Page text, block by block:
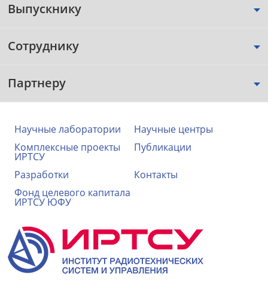
Выпускнику
Сотруднику
Партнеру
Научные лаборатории
Научные центры
Комплексные проекты
ИРТСУ
Публикации
Разработки
Контакты
Фонд целевого капитала
ИРТСУ ЮФУ